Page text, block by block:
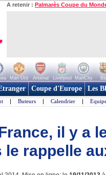
A retenir : Palmarès Coupe du
Man Utd Arsenal Liverpool ManCity
Coupe d'Europe Les
| Buteurs | Calendrier |
il y a
rappelle